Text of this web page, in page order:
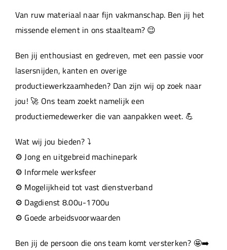
Projecten
Machinepark
Werken bij
Van ruw materiaal naar fijn vakmanschap. Ben jij het
missende element in ons staalteam? 😉
Ben jij enthousiast en gedreven, met een passie voor
lasersnijden, kanten en overige
productiewerkzaamheden? Dan zijn wij op zoek naar
jou! 🚀 Ons team zoekt namelijk een
productiemedewerker die van aanpakken weet. 💪
Wat wij jou bieden? ⤵️
⚙️ Jong en uitgebreid machinepark
⚙️ Informele werksfeer
⚙️ Mogelijkheid tot vast dienstverband
⚙️ Dagdienst 8.00u-1700u
⚙️ Goede arbeidsvoorwaarden
Ben jij de persoon die ons team komt versterken? 🤩➡️